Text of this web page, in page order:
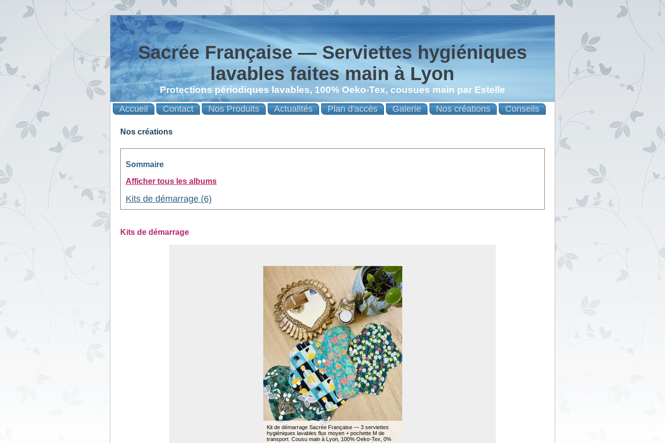
Sacrée Française — Serviettes hygiéniques
lavables faites main à Lyon
Protections périodiques lavables, 100% Oeko-Tex, cousues main par Estelle
Accueil Contact Nos Produits Actualités Plan d'accès Galerie Nos créations Conseils
Nos créations
Sommaire
Afficher tous les albums
Kits de démarrage (6)
Kits de démarrage
Kit de démarrage Sacrée Française — 3 serviettes
hygiéniques lavables flux moyen + pochette M de
transport. Cousu main à Lyon, 100% Oeko-Tex, 0%